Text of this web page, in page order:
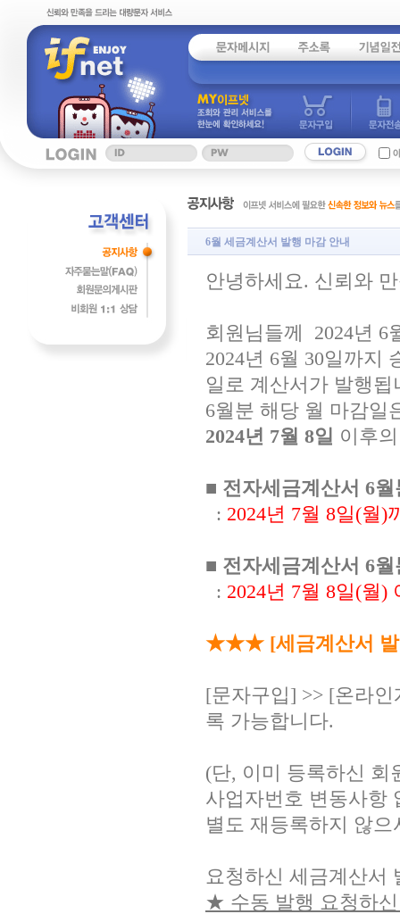
6월 세금계산서 발행 마감 안내
안녕하세요. 신뢰와
회원님들께 2024년 6
2024년 6월 30일까지
일로 계산서가 발행됩
6월분 해당 월 마감일
2024년 7월 8일 이후
■ 전자세금계산서 6
: 2024년 7월 8일(월)
■ 전자세금계산서 6
: 2024년 7월 8일(월)
★★★ [세금계산서 발
[문자구입] >> [온라
록 가능합니다.
(단, 이미 등록하신 회
사업자번호 변동사항
별도 재등록하지 않
요청하신 세금계산서
★ 수동 발행 요청하